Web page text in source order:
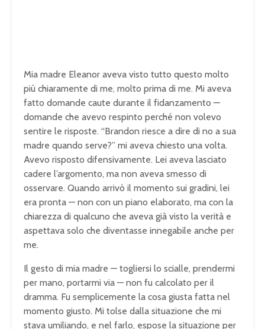
Mia madre Eleanor aveva visto tutto questo molto
più chiaramente di me, molto prima di me. Mi aveva
fatto domande caute durante il fidanzamento —
domande che avevo respinto perché non volevo
sentire le risposte. “Brandon riesce a dire di no a sua
madre quando serve?” mi aveva chiesto una volta.
Avevo risposto difensivamente. Lei aveva lasciato
cadere l’argomento, ma non aveva smesso di
osservare. Quando arrivò il momento sui gradini, lei
era pronta — non con un piano elaborato, ma con la
chiarezza di qualcuno che aveva già visto la verità e
aspettava solo che diventasse innegabile anche per
me.
Il gesto di mia madre — togliersi lo scialle, prendermi
per mano, portarmi via — non fu calcolato per il
dramma. Fu semplicemente la cosa giusta fatta nel
momento giusto. Mi tolse dalla situazione che mi
stava umiliando, e nel farlo, espose la situazione per